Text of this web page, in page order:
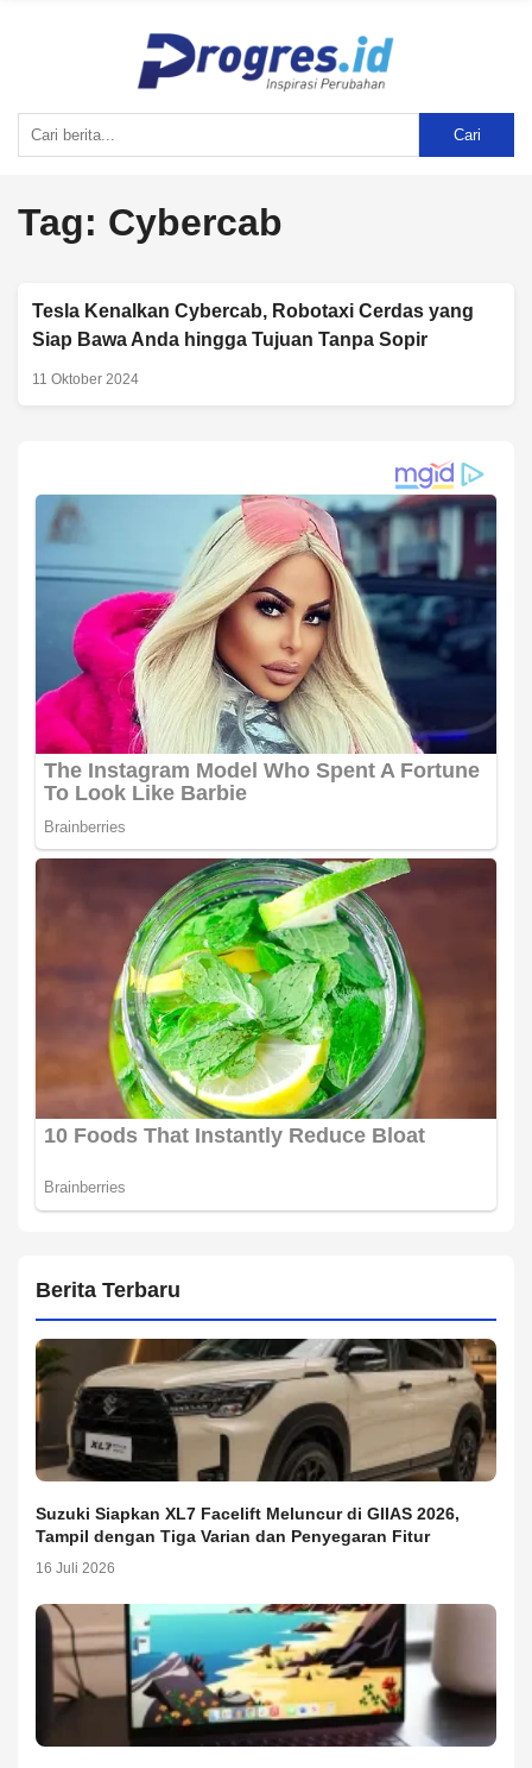
Cari
Tag: Cybercab
Tesla Kenalkan Cybercab, Robotaxi Cerdas yang
Siap Bawa Anda hingga Tujuan Tanpa Sopir
11 Oktober 2024
Berita Terbaru
Suzuki Siapkan XL7 Facelift Meluncur di GIIAS 2026,
Tampil dengan Tiga Varian dan Penyegaran Fitur
16 Juli 2026